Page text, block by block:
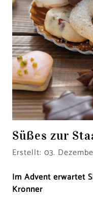
Süßes zur
Details
Erstellt: 03.
Im Advent erwartet
Krönner